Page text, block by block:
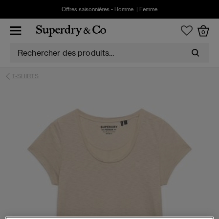
Offres saisonnières - Homme Femme
0
T-SHIRTS